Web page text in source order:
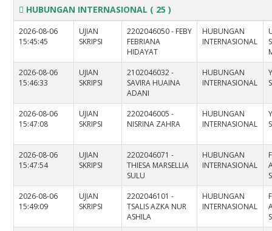
HUBUNGAN INTERNASIONAL ( 25 )
2026-08-06
15:45:45
UJIAN
SKRIPSI
2202046050 - FEBY
FEBRIANA
HIDAYAT
HUBUNGAN
INTERNASIONAL
2026-08-06
15:46:33
UJIAN
SKRIPSI
2102046032 -
SAVIRA HUAINA
ADANI
HUBUNGAN
INTERNASIONAL
2026-08-06
15:47:08
UJIAN
SKRIPSI
2202046005 -
NISRINA ZAHRA
HUBUNGAN
INTERNASIONAL
2026-08-06
15:47:54
UJIAN
SKRIPSI
2202046071 -
THIESA MARSELLIA
SULU
HUBUNGAN
INTERNASIONAL
2026-08-06
15:49:09
UJIAN
SKRIPSI
2202046101 -
TSALIS AZKA NUR
ASHILA
HUBUNGAN
INTERNASIONAL